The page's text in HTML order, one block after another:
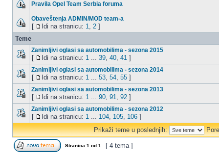
Pravila Opel Team Serbia foruma
Obaveštenja ADMIN/MOD team-a
[ Idi na stranicu: 1, 2 ]
Teme
Zanimljivi oglasi sa automobilima - sezona 2015
[ Idi na stranicu: 1 ... 39, 40, 41 ]
Zanimljivi oglasi sa automobilima - sezona 2014
[ Idi na stranicu: 1 ... 53, 54, 55 ]
Zanimljivi oglasi sa automobilima - sezona 2013
[ Idi na stranicu: 1 ... 90, 91, 92 ]
Zanimljivi oglasi sa automobilima - sezona 2012
[ Idi na stranicu: 1 ... 104, 105, 106 ]
Prikaži teme u poslednjih:
Stranica 1 od 1 [ 4 tema ]